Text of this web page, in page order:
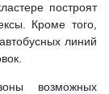
построят
Кроме того,
линий
возможных